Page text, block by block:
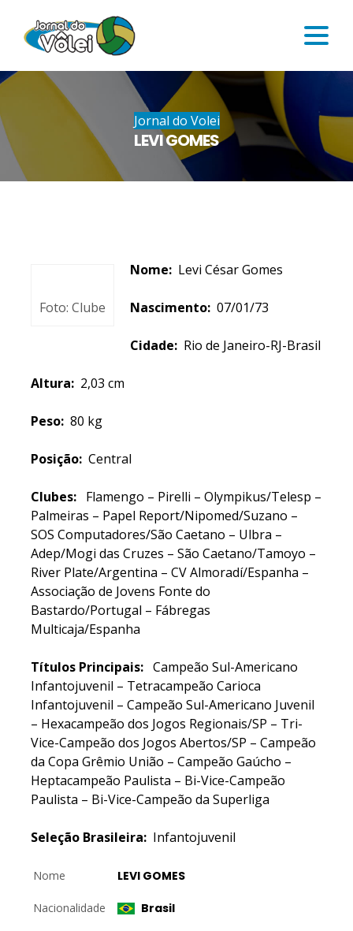
Jornal do Volei
LEVI GOMES
Foto: Clube
Nome: Levi César Gomes
Nascimento: 07/01/73
Cidade: Rio de Janeiro-RJ-Brasil
Altura: 2,03 cm
Peso: 80 kg
Posição: Central
Clubes: Flamengo – Pirelli – Olympikus/Telesp –
Palmeiras – Papel Report/Nipomed/Suzano –
SOS Computadores/São Caetano – Ulbra –
Adep/Mogi das Cruzes – São Caetano/Tamoyo –
River Plate/Argentina – CV Almoradí/Espanha –
Associação de Jovens Fonte do
Bastardo/Portugal – Fábregas
Multicaja/Espanha
Títulos Principais: Campeão Sul-Americano
Infantojuvenil – Tetracampeão Carioca
Infantojuvenil – Campeão Sul-Americano Juvenil
– Hexacampeão dos Jogos Regionais/SP – Tri-
Vice-Campeão dos Jogos Abertos/SP – Campeão
da Copa Grêmio União – Campeão Gaúcho –
Heptacampeão Paulista – Bi-Vice-Campeão
Paulista – Bi-Vice-Campeão da Superliga
Seleção Brasileira: Infantojuvenil
Nome LEVI GOMES
Nacionalidade Brasil